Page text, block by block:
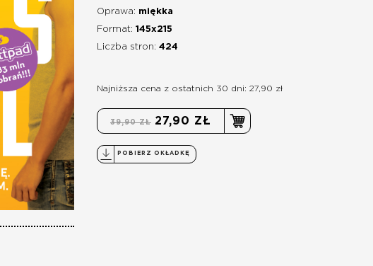
Oprawa: miękka
Format: 145x215
Liczba stron: 424
Najniższa cena z ostatnich 30 dni: 27,90 zł
39,90 ZŁ 27,90 ZŁ
POBIERZ OKŁADKĘ